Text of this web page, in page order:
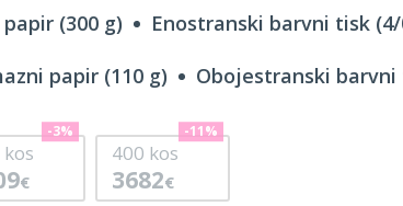
(300 g) Enostranski barvni tisk (4/
papir (110 g) Obojestranski barvni
kos
€
-3%
400 kos
3682€
-11%